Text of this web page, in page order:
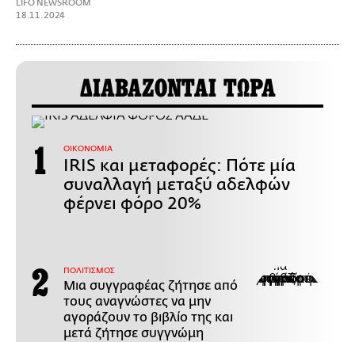
LIFO NEWSROOM
18.11.2024
ΔΙΑΒΑΖΟΝΤΑΙ ΤΩΡΑ
ΟΙΚΟΝΟΜΙΑ
IRIS και μεταφορές: Πότε μία
συναλλαγή μεταξύ αδελφών
φέρνει φόρο 20%
ΠΟΛΙΤΙΣΜΟΣ
Μια συγγραφέας ζήτησε από
τους αναγνώστες να μην
αγοράζουν το βιβλίο της και
μετά ζήτησε συγγνώμη